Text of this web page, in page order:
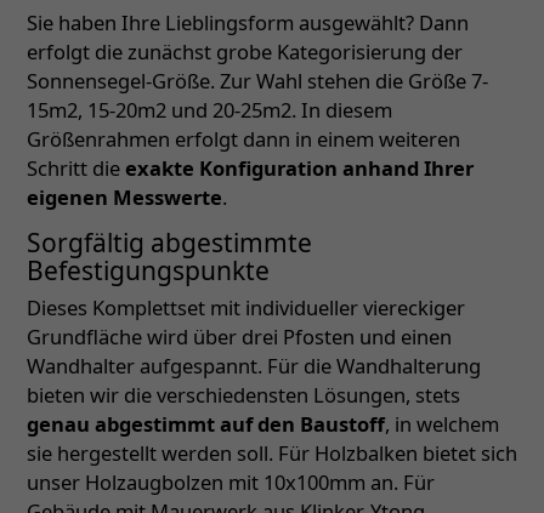
Sie haben Ihre Lieblingsform ausgewählt? Dann
erfolgt die zunächst grobe Kategorisierung der
Sonnensegel-Größe. Zur Wahl stehen die Größe 7-
15m2, 15-20m2 und 20-25m2. In diesem
Größenrahmen erfolgt dann in einem weiteren
Schritt die exakte Konfiguration anhand Ihrer
eigenen Messwerte.
Sorgfältig abgestimmte
Befestigungspunkte
Dieses Komplettset mit individueller viereckiger
Grundfläche wird über drei Pfosten und einen
Wandhalter aufgespannt. Für die Wandhalterung
bieten wir die verschiedensten Lösungen, stets
genau abgestimmt auf den Baustoff, in welchem
sie hergestellt werden soll. Für Holzbalken bietet sich
unser Holzaugbolzen mit 10x100mm an. Für